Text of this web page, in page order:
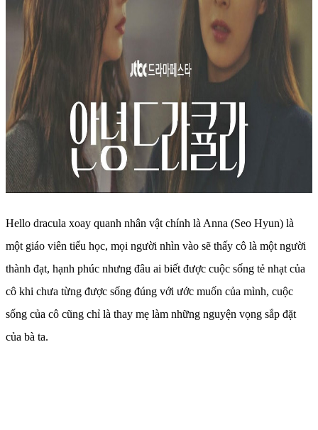
Hello dracula xoay quanh nhân vật chính là Anna (Seo Hyun) là
một giáo viên tiểu học, mọi người nhìn vào sẽ thấy cô là một người
thành đạt, hạnh phúc nhưng đâu ai biết được cuộc sống tẻ nhạt của
cô khi chưa từng được sống đúng với ước muốn của mình, cuộc
sống của cô cũng chỉ là thay mẹ làm những nguyện vọng sắp đặt
của bà ta.